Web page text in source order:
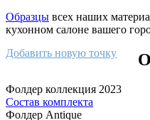
Образцы всех наших
кухонном салоне вашего
Добавить новую точку
Фолдер коллекция 2023
Состав комплекта
Фолдер Antique